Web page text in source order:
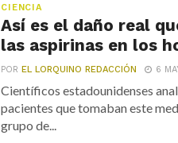
CIENCIA
Así es el daño real
las aspirinas en los
POREL LORQUINO REDACCIÓN 6
Científicos estadounidenses
pacientes que tomaban este
grupo de...